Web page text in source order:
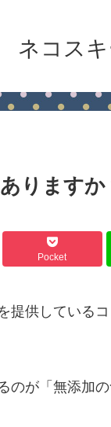
ネコス
りますか
Pocket
提供している
が「無添加の